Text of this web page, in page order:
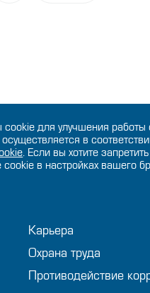
Карьера
Охрана труда
Противодействие
для улучшения работы
в
. Если вы хотите
в настройках вашего